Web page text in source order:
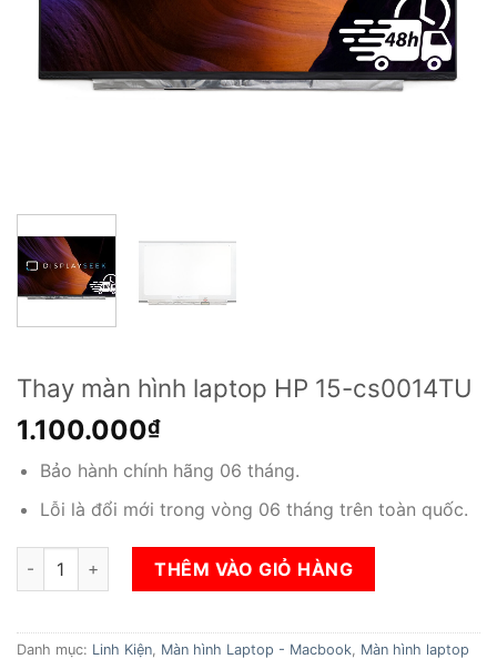
Thay màn hình laptop HP 15-cs0014TU
1.100.000₫
Bảo hành chính hãng 06 tháng.
Lỗi là đổi mới trong vòng 06 tháng trên toàn quốc.
Thay màn hình laptop HP 15-cs0014TU số lượng
THÊM VÀO GIỎ HÀNG
Danh mục: Linh Kiện Màn hình Laptop - Macbook Màn hình laptop